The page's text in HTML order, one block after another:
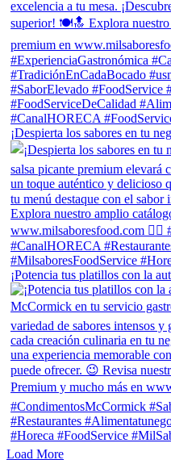
¡Despierta los sabores en tu
¡Potencia tus platillos con la
Load More